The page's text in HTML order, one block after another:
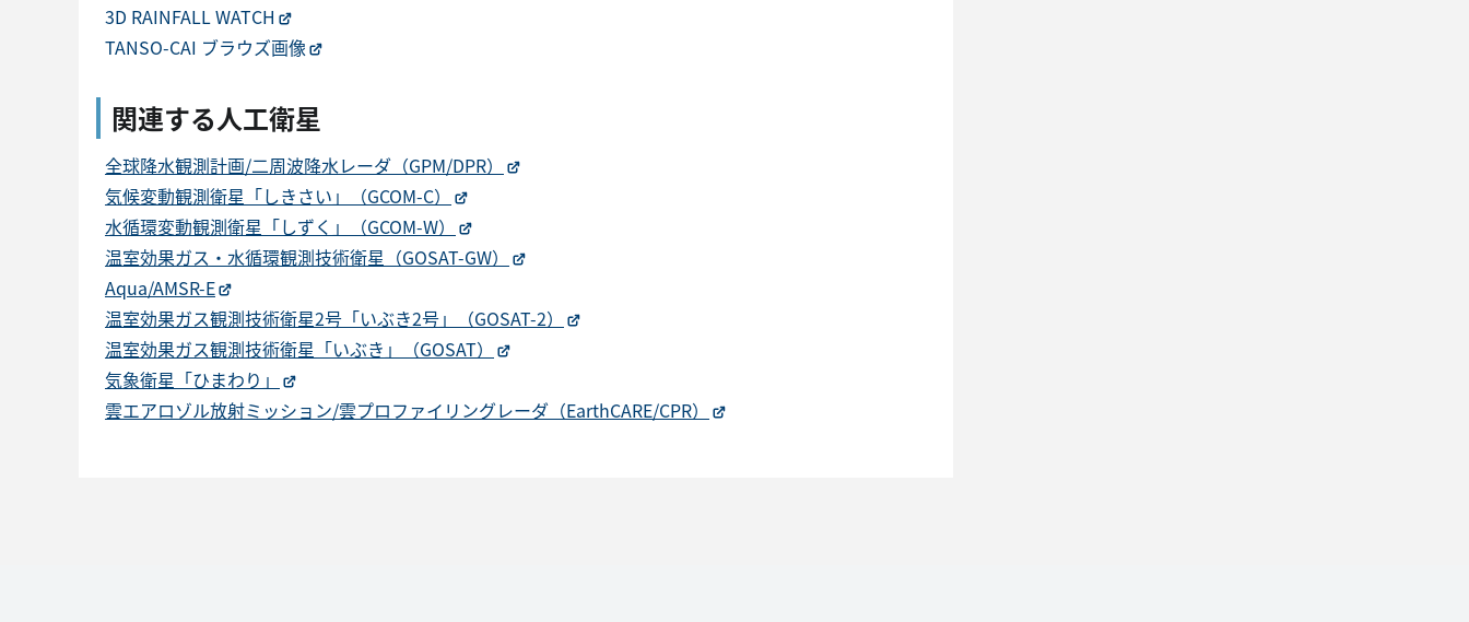
3D RAINFALL WATCH
TANSO-CAI ブラウズ画像
関連する人工衛星
全球降水観測計画/二周波降水レーダ（GPM/DPR）
気候変動観測衛星「しきさい」（GCOM-C）
水循環変動観測衛星「しずく」（GCOM-W）
温室効果ガス・水循環観測技術衛星（GOSAT-GW）
Aqua/AMSR-E
温室効果ガス観測技術衛星2号「いぶき2号」（GOSAT-2）
温室効果ガス観測技術衛星「いぶき」（GOSAT）
気象衛星「ひまわり」
雲エアロゾル放射ミッション/雲プロファイリングレーダ（EarthCARE/CPR）